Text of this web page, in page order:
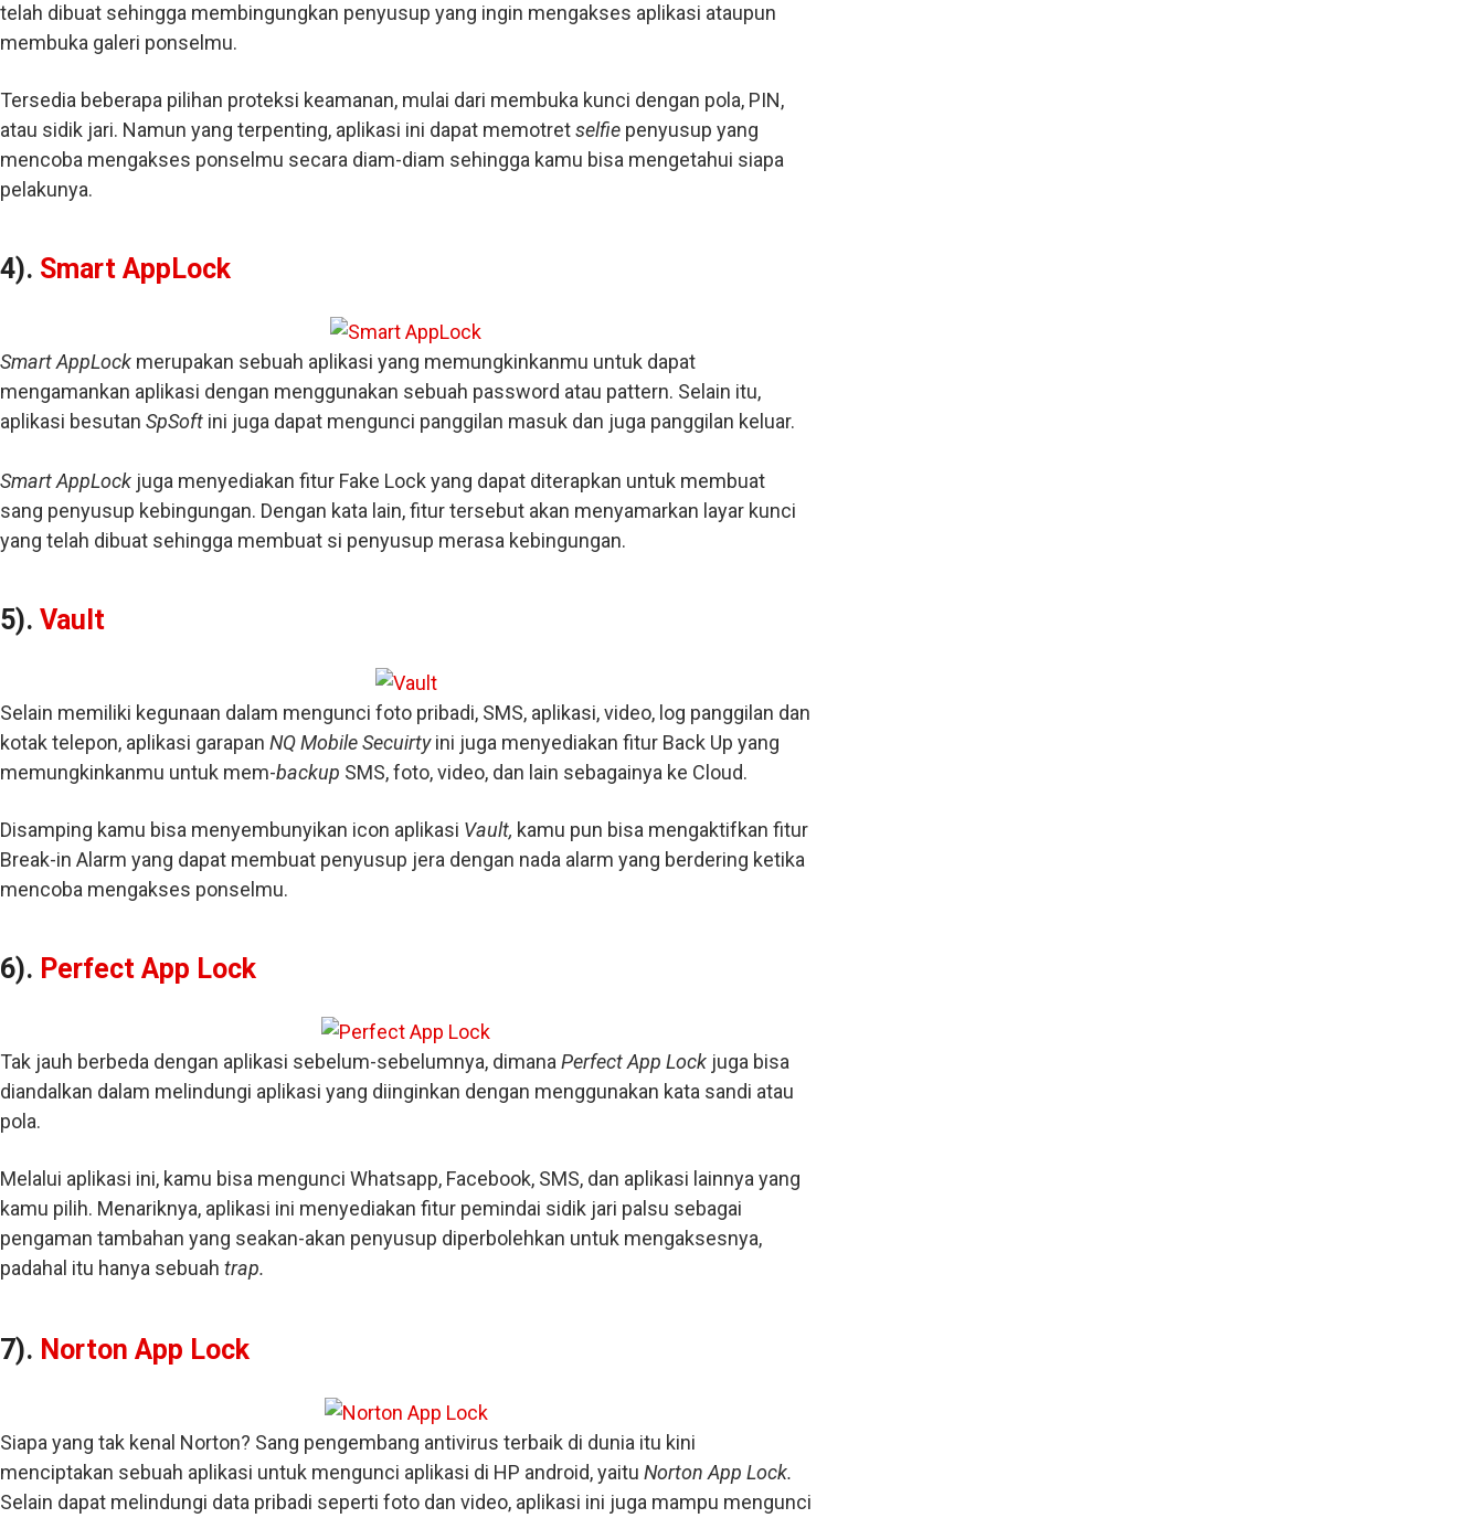
telah dibuat sehingga membingungkan penyusup yang ingin mengakses aplikasi ataupun
membuka galeri ponselmu.
Tersedia beberapa pilihan proteksi keamanan, mulai dari membuka kunci dengan pola, PIN,
atau sidik jari. Namun yang terpenting, aplikasi ini dapat memotretselfie penyusup yang
mencoba mengakses ponselmu secara diam-diam sehingga kamu bisa mengetahui siapa
pelakunya.
4). Smart AppLock
Smart AppLock merupakan sebuah aplikasi yang memungkinkanmu untuk dapat
mengamankan aplikasi dengan menggunakan sebuah password atau pattern. Selain itu,
aplikasi besutan SpSoft ini juga dapat mengunci panggilan masuk dan juga panggilan keluar.
Smart AppLock juga menyediakan fitur Fake Lock yang dapat diterapkan untuk membuat
sang penyusup kebingungan. Dengan kata lain, fitur tersebut akan menyamarkan layar kunci
yang telah dibuat sehingga membuat si penyusup merasa kebingungan.
5). Vault
Selain memiliki kegunaan dalam mengunci foto pribadi, SMS, aplikasi, video, log panggilan dan
kotak telepon, aplikasi garapan NQ Mobile Secuirtyini juga menyediakan fitur Back Up yang
memungkinkanmu untuk mem-backup SMS, foto, video, dan lain sebagainya ke Cloud.
Disamping kamu bisa menyembunyikan icon aplikasi Vault, kamu pun bisa mengaktifkan fitur
Break-in Alarm yang dapat membuat penyusup jera dengan nada alarm yang berdering ketika
mencoba mengakses ponselmu.
6). Perfect App Lock
Tak jauh berbeda dengan aplikasi sebelum-sebelumnya, dimana Perfect App Lock juga bisa
diandalkan dalam melindungi aplikasi yang diinginkan dengan menggunakan kata sandi atau
pola.
Melalui aplikasi ini, kamu bisa mengunci Whatsapp, Facebook, SMS, dan aplikasi lainnya yang
kamu pilih. Menariknya, aplikasi ini menyediakan fitur pemindai sidik jari palsu sebagai
pengaman tambahan yang seakan-akan penyusup diperbolehkan untuk mengaksesnya,
padahal itu hanya sebuah trap.
7). Norton App Lock
Siapa yang tak kenal Norton? Sang pengembang antivirus terbaik di dunia itu kini
menciptakan sebuah aplikasi untuk mengunci aplikasi di HP android, yaitu Norton App Lock.
Selain dapat melindungi data pribadi seperti foto dan video, aplikasi ini juga mampu mengunci